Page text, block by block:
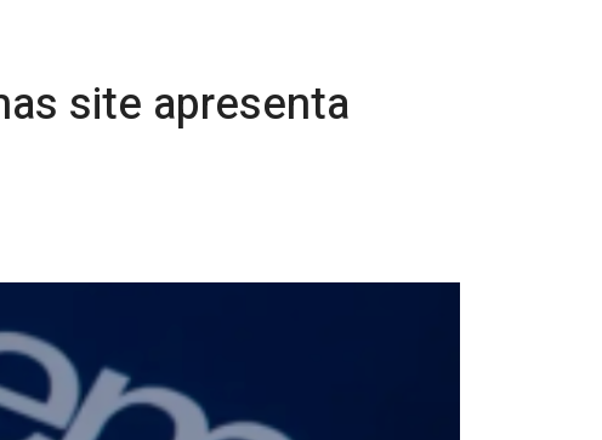
site apresenta